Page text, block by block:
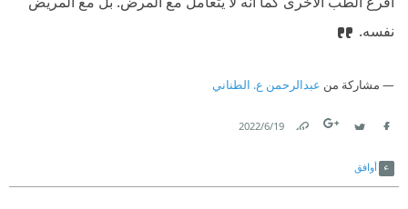
نفسه.
مشاركة من عبدالرحمن ع. الطناني
19‏/6‏/2022
أوافق